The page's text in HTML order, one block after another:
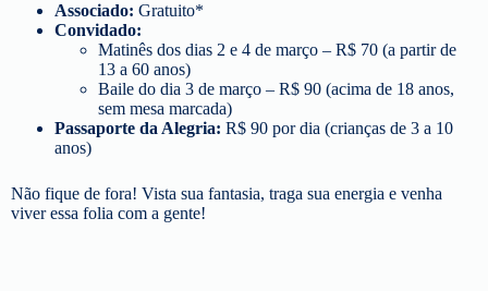
Associado: Gratuito*
Convidado:
Matinês dos dias 2 e 4 de março – R$ 70 (a partir de
13 a 60 anos)
Baile do dia 3 de março – R$ 90 (acima de 18 anos,
sem mesa marcada)
Passaporte da Alegria: R$ 90 por dia (crianças de 3 a 10
anos)
Não fique de fora! Vista sua fantasia, traga sua energia e venha
viver essa folia com a gente!